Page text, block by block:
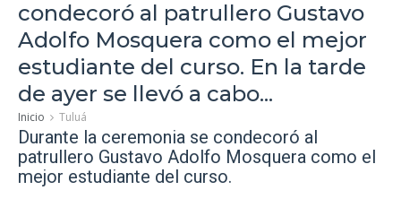
condecoró al patrullero Gustavo
Adolfo Mosquera como el mejor
estudiante del curso. En la tarde
de ayer se llevó a cabo...
Inicio Tuluá
Durante la ceremonia se condecoró al
patrullero Gustavo Adolfo Mosquera como el
mejor estudiante del curso.